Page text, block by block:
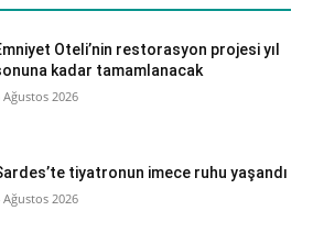
Oteli’nin restorasyon projesi yıl
kadar tamamlanacak
Ağustos 2026
tiyatronun imece ruhu yaşandı
Ağustos 2026